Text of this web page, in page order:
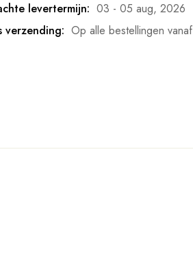
levertermijn: 03 - 05 aug, 2026
verzending: Op alle bestellingen vanaf